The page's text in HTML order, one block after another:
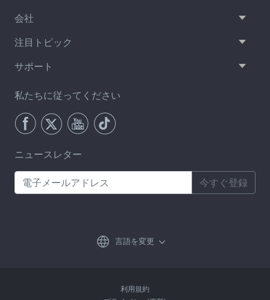
会社
注目トピック
サポート
私たちに従ってください
ニュースレター
今すぐ登録
言語を変更
利用規約